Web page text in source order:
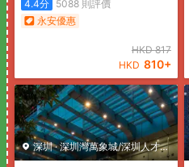
4.4分 5088 則評價
永安優惠
HKD817
HKD 810+
深圳·深圳灣萬象城/深圳人才公